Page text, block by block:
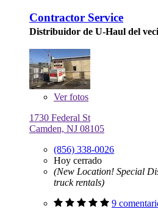
Contractor Service
Distribuidor de U-Haul del
Verfotos
1730 Federal St
Camden, NJ 08105
(856) 338-0026
Hoy cerrado
(New Location! Special
truck rentals)
9